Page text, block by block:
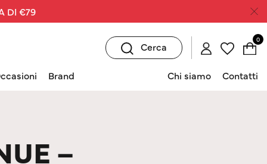
DI €79
Cerca
0
Brand Chi siamo Contatti
–